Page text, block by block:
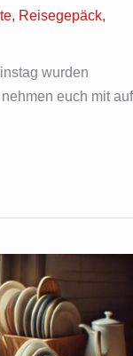
, Reisegepäck,
wurden
euch mit auf